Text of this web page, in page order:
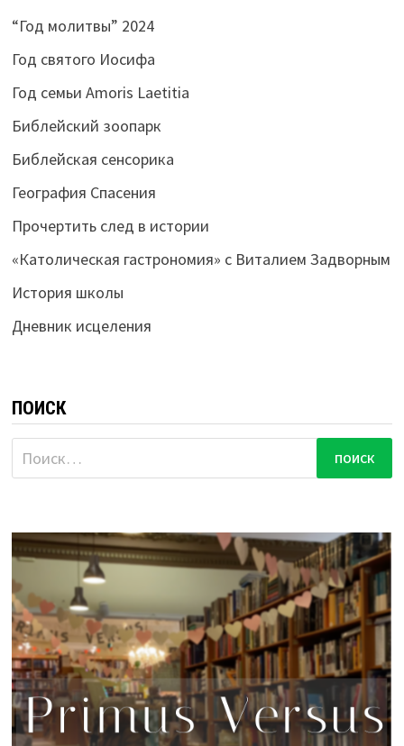
“Год молитвы” 2024
Год святого Иосифа
Год семьи Amoris Laetitia
Библейский зоопарк
Библейская сенсорика
География Спасения
Прочертить след в истории
«Католическая гастрономия» с Виталием Задворным
История школы
Дневник исцеления
ПОИСК
Найти: